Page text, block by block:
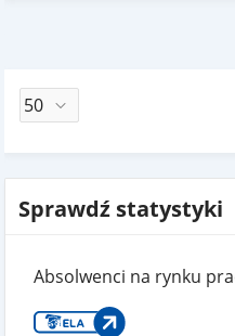
Sprawdź statystyki
Absolwenci na rynku